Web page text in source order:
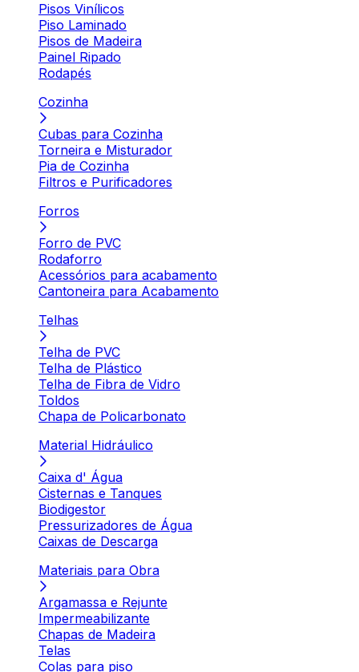
Pisos Vinílicos
Piso Laminado
Pisos de Madeira
Painel Ripado
Rodapés
Cozinha
Cubas para Cozinha
Torneira e Misturador
Pia de Cozinha
Filtros e Purificadores
Forros
Forro de PVC
Rodaforro
Acessórios para acabamento
Cantoneira para Acabamento
Telhas
Telha de PVC
Telha de Plástico
Telha de Fibra de Vidro
Toldos
Chapa de Policarbonato
Material Hidráulico
Caixa d' Água
Cisternas e Tanques
Biodigestor
Pressurizadores de Água
Caixas de Descarga
Materiais para Obra
Argamassa e Rejunte
Impermeabilizante
Chapas de Madeira
Telas
Colas para piso